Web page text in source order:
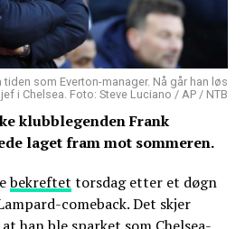
som Everton-manager. Nå går han løs
i Chelsea. Foto: Steve Luciano / AP / NTB
klubblegenden Frank
laget fram mot sommeren.
bekreftet torsdag etter et døgn
comeback. Det skjer